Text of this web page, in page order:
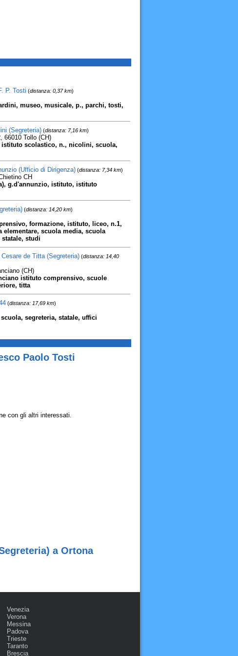
P. Tosti (distanza: 0,37 km)
museo, musicale, p., parchi, tosti,
(Segreteria)(distanza: 7,16 km)
66010 Tollo (CH)
scolastico, n., nicolini, scuola,
(Ufficio di Dirigenza)(distanza: 7,34 km)
CH
g.d'annunzio, istituto, istituto
(distanza: 14,20 km)
formazione, istituto, liceo, n.1,
scuola media, scuola
studi
de Titta (Segreteria)(distanza: 14,40
(CH)
istituto comprensivo, scuole
titta
(distanza: 17,69 km)
segreteria, statale, uffici
Paolo Tosti
con gli altri interessati.
a Ortona
Venezia
Verona
Messina
Padova
Trieste
Taranto
Brescia